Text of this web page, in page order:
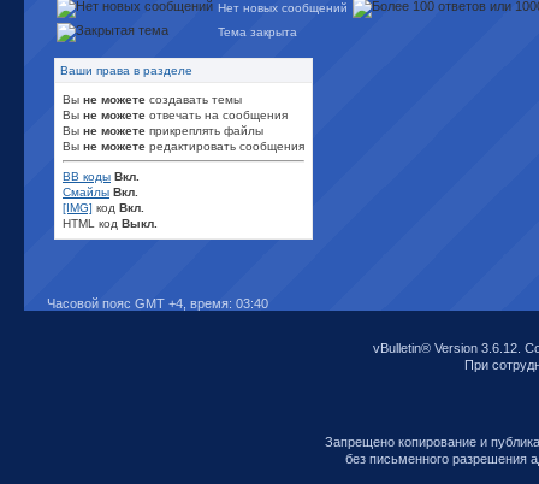
Нет новых сообщений
Тема закрыта
Ваши права в разделе
Вы не можете создавать темы
Вы не можете отвечать на сообщения
Вы не можете прикреплять файлы
Вы не можете редактировать сообщения
BB коды Вкл.
Смайлы Вкл.
[IMG] код Вкл.
HTML код Выкл.
Часовой пояс GMT +4, время: 03:40
vBulletin® Version 3.6.12.
При
Запрещено копирование и
без письменного разрешения